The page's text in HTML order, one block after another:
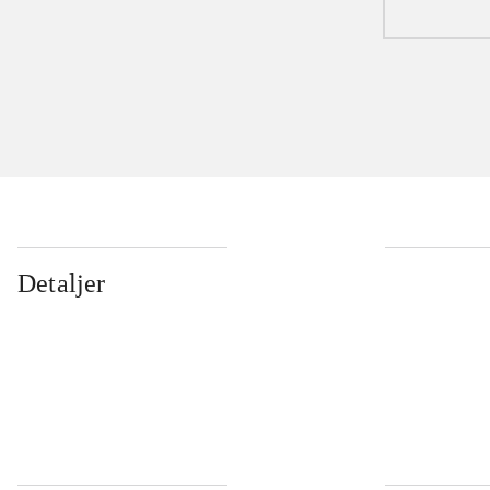
Detaljer